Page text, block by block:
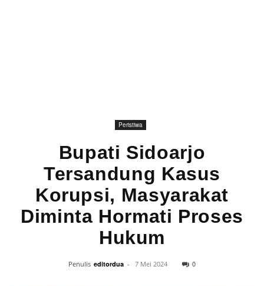
Peristiwa
Bupati Sidoarjo
Tersandung Kasus
Korupsi, Masyarakat
Diminta Hormati Proses
Hukum
Penulis editordua - 7 Mei 2024 0